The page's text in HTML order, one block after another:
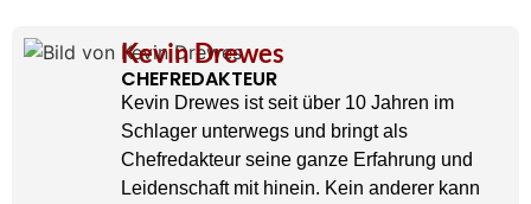
Kevin Drewes
CHEFREDAKTEUR
Kevin Drewes ist seit über 10 Jahren im
Schlager unterwegs und bringt als
Chefredakteur seine ganze Erfahrung und
Leidenschaft mit hinein. Kein anderer kann